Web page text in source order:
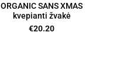
ORGANIC SANS XMAS
kvepianti žvakė
€20.20